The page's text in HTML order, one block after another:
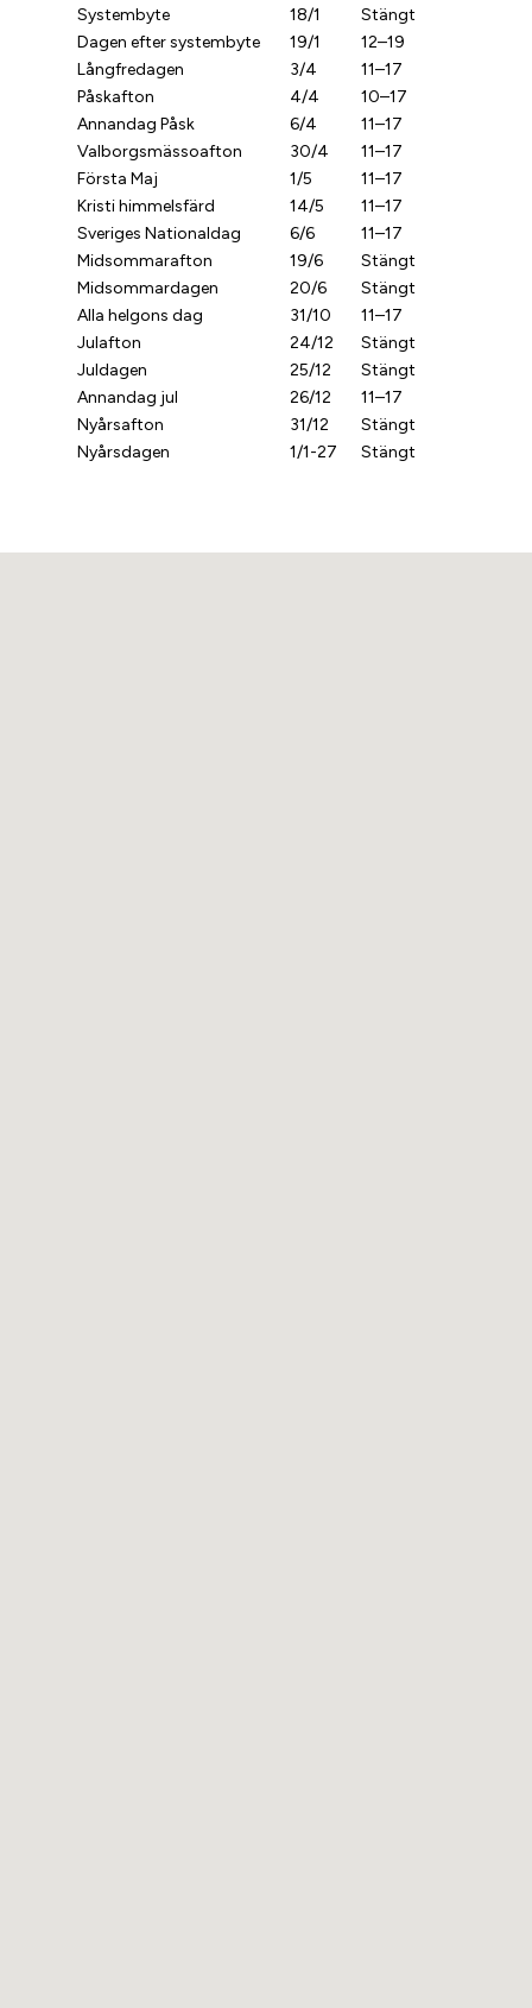
Systembyte
18/1
Stängt
Dagen efter systembyte
19/1
12–19
Långfredagen
3/4
11–17
Påskafton
4/4
10–17
Annandag Påsk
6/4
11–17
Valborgsmässoafton
30/4
11–17
Första Maj
1/5
11–17
Kristi himmelsfärd
14/5
11–17
Sveriges Nationaldag
6/6
11–17
Midsommarafton
19/6
Stängt
Midsommardagen
20/6
Stängt
Alla helgons dag
31/10
11–17
Julafton
24/12
Stängt
Juldagen
25/12
Stängt
Annandag jul
26/12
11–17
Nyårsafton
31/12
Stängt
Nyårsdagen
1/1-27 Stängt